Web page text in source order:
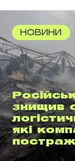
НОВИНИ
знищив
які